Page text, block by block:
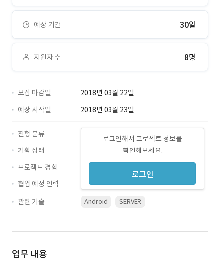
예상 기간 30일
지원자 수 8명
모집 마감일
2018년 03월 22일
예상 시작일
2018년 03월 23일
로그인해서 프로젝트 정보를
확인해보세요.
로그인
진행 분류
기획 상태
프로젝트 경험
협업 예정 인력
관련 기술
Android SERVER
업무 내용